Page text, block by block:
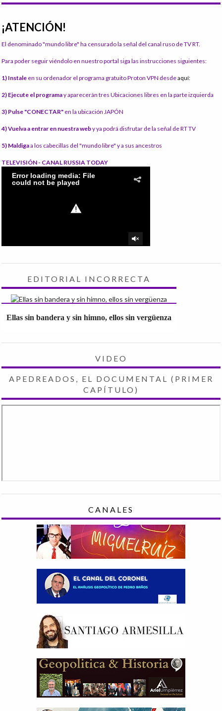
¡ATENCIÓN!
El denominado "mundo libre" ha censurado la señal del canal ruso de TV RT.
Para poder seguir viéndolo en nuestro portal siga las instrucciones siguientes:
1) Instale en su ordenador el programa gratuito Proton VPN desdeaquí:
2) Ejecute el programay aparecerán tres Ubicaciones libres en la parte izquierda
3) Pulse "CONECTAR" en la ubicación JAPÓN
4) Vuelva a entrar en nuestra weby ya podrá disfrutar de la señal de RT TV
5) Maldigaa los cabecillas del "mundo libre" y a sus ancestros
TELEVISIÓN - CANAL RUSSIA TODAY
EDITORIAL INCORRECTA
Ellas sin bandera y sin himno, ellos sin vergüenza
VIDEO
APEDREADOS, EL DOCUMENTAL (PRIMER
CAPÍTULO)
CANALES